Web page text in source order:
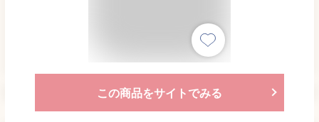
この商品をサイトでみる